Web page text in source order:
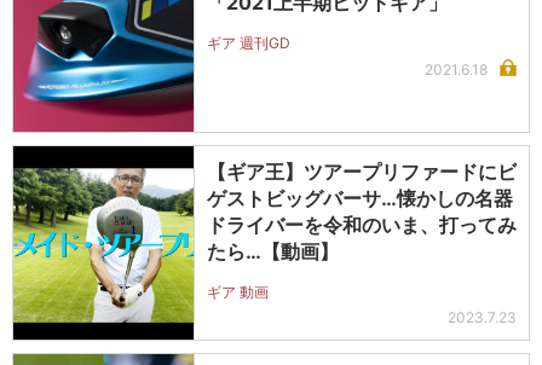
ギア 週刊GD
2021.6.18
【ギア王】ツアープリファードにビ
ゲストビッグバーサ…懐かしの名器
ドライバーを令和のいま、打ってみ
たら…【動画】
ギア 動画
2023.7.23